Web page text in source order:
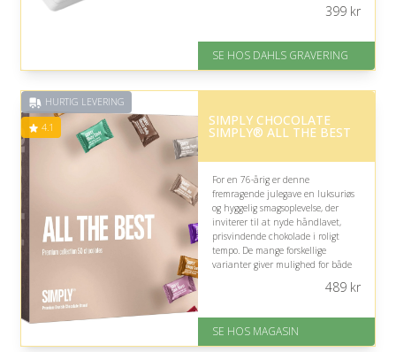
Fremragende Trustpilot rating
399kr
SE HOS DAHLS GRAVERING
HURTIG LEVERING
4.1 SIMPLY CHOCOLATE
SIMPLY® ALL THE BEST
For en 76-årig er denne
fremragende julegave en luksuriøs
og hyggelig smagsoplevelse, der
inviterer til at nyde håndlavet,
prisvindende chokolade i roligt
tempo. De mange forskellige
varianter giver mulighed for både
På lager
Levering: 1-3 dage
489kr
SE HOS MAGASIN